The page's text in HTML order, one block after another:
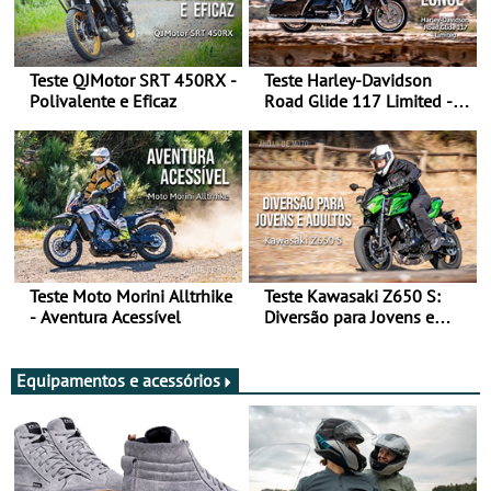
Teste QJMotor SRT 450RX -
Polivalente e Eficaz
Teste Harley-Davidson
Road Glide 117 Limited - A
Teste Moto Morini Alltrhike
- Aventura Acessível
Teste Kawasaki Z650 S:
Diversão para Jovens e
Equipamentos e acessórios